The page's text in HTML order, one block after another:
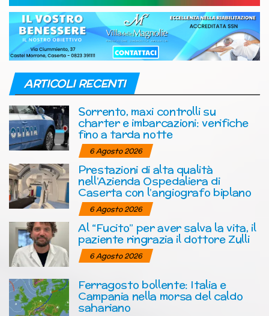
ARTICOLI RECENTI
Sorrento, maxi controlli su
charter e imbarcazioni: verifiche
fino a tarda notte
6 Agosto 2026
Prestazioni di alta qualità
nell’Azienda Ospedaliera di
Caserta con l’angiografo biplano
6 Agosto 2026
Al “Fucito” per aver salva la vita, il
paziente ringrazia il dottore Zulli
6 Agosto 2026
Ferragosto bollente: Italia e
Campania nella morsa del caldo
sahariano